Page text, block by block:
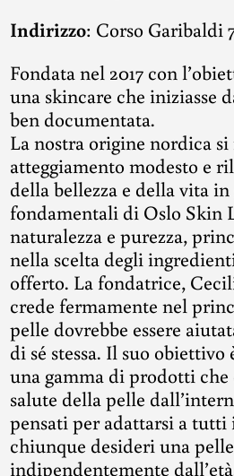
Indirizzo: Corso Garibaldi
Fondata nel 2017 con
una skincare che iniziasse
ben documentata.
La nostra origine nordica
atteggiamento modesto e
della bellezza e della vita
fondamentali di Oslo Skin
naturalezza e purezza,
nella scelta degli
offerto. La fondatrice,
crede fermamente nel
pelle dovrebbe essere
di sé stessa. Il suo
una gamma di prodotti
salute della pelle
pensati per adattarsi a
chiunque desideri una
indipendentemente